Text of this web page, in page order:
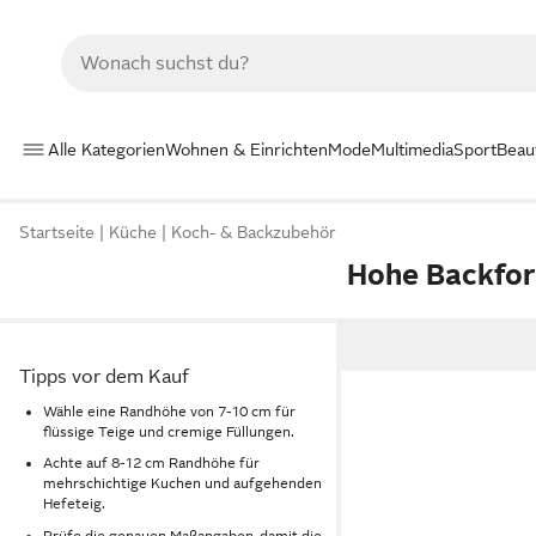
Alle KategorienWohnen & EinrichtenModeMultimediaSport
Startseite Küche Koch- & Backzubehör
Hohe
Tipps vor dem Kauf
Wähle eine Randhöhe von 7-10 cm für
flüssige Teige und cremige Füllungen.
Achte auf 8-12 cm Randhöhe für
mehrschichtige Kuchen und aufgehenden
Hefeteig.